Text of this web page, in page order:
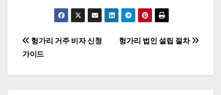
글
탐
헝가리 법인 설립 절차
헝가리 거주 비자 신청
가이드